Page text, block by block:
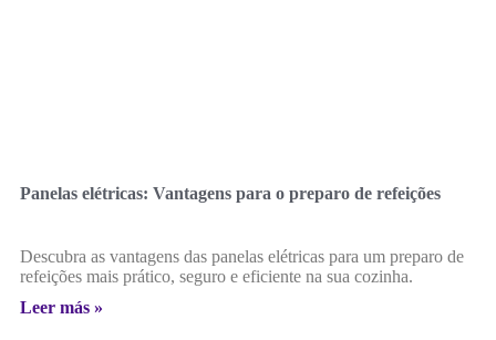
Panelas elétricas: Vantagens para o preparo de refeições
Descubra as vantagens das panelas elétricas para um preparo de
refeições mais prático, seguro e eficiente na sua cozinha.
Leer más »